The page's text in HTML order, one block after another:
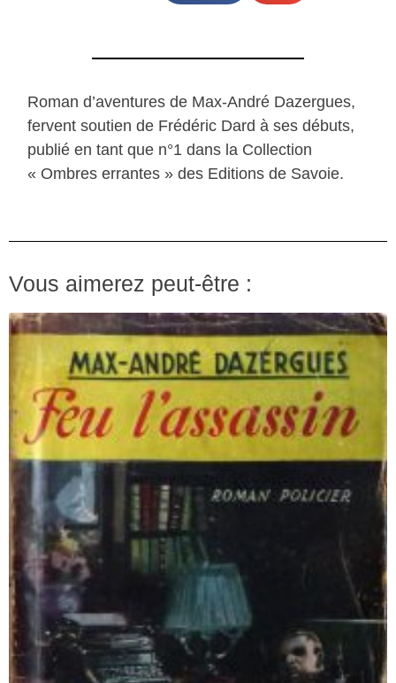
Roman d’aventures de Max-André Dazergues,
fervent soutien de Frédéric Dard à ses débuts,
publié en tant que n°1 dans la Collection
« Ombres errantes » des Editions de Savoie.
Vous aimerez peut-être :